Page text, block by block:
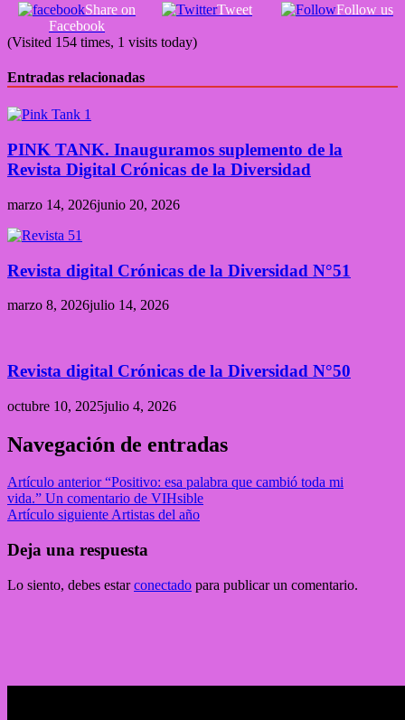
Share on
Facebook
Tweet Follow us
(Visited 154 times, 1 visits today)
Entradas relacionadas
PINK TANK. Inauguramos suplemento de la
Revista Digital Crónicas de la Diversidad
marzo 14, 2026junio 20, 2026
Revista digital Crónicas de la Diversidad N°51
marzo 8, 2026julio 14, 2026
Revista digital Crónicas de la Diversidad N°50
octubre 10, 2025julio 4, 2026
Navegación de entradas
Artículo anterior “Positivo: esa palabra que cambió toda mi
vida.” Un comentario de VIHsible
Artículo siguienteArtistas del año
Deja una respuesta
Lo siento, debes estarconectado para publicar un comentario.